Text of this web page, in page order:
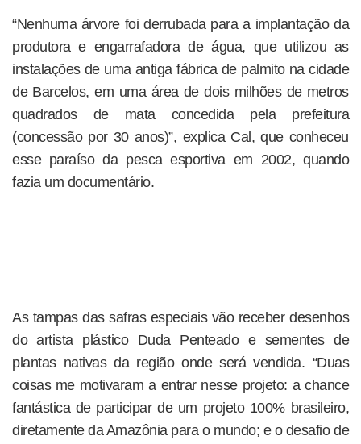
“Nenhuma árvore foi derrubada para a implantação da
produtora e engarrafadora de água, que utilizou as
instalações de uma antiga fábrica de palmito na cidade
de Barcelos, em uma área de dois milhões de metros
quadrados de mata concedida pela prefeitura
(concessão por 30 anos)”, explica Cal, que conheceu
esse paraíso da pesca esportiva em 2002, quando
fazia um documentário.
As tampas das safras especiais vão receber desenhos
do artista plástico Duda Penteado e sementes de
plantas nativas da região onde será vendida. “Duas
coisas me motivaram a entrar nesse projeto: a chance
fantástica de participar de um projeto 100% brasileiro,
diretamente da Amazônia para o mundo; e o desafio de